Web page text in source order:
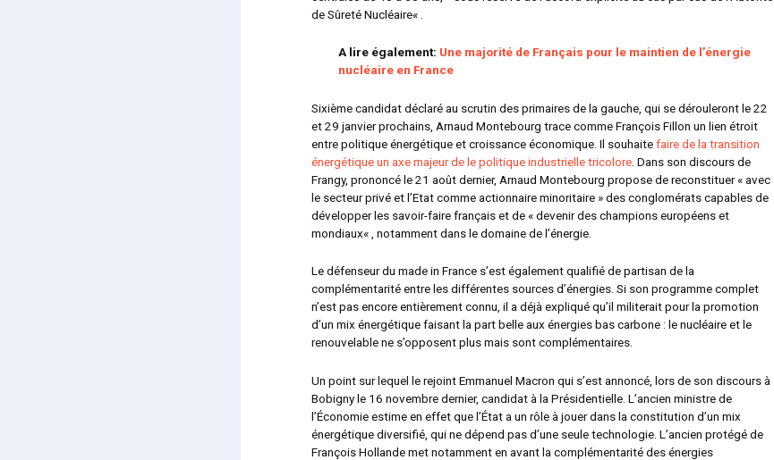
de Sûreté Nucléaire« .
A lire également: Une majorité de Français pour le maintien de l’énergie
nucléaire en France
Sixième candidat déclaré au scrutin des primaires de la gauche, qui se dérouleront le 22
et 29 janvier prochains, Arnaud Montebourg trace comme François Fillon un lien étroit
entre politique énergétique et croissance économique. Il souhaitefaire de la transition
énergétique un axe majeur de le politique industrielle tricolore . Dans son discours de
Frangy, prononcé le 21 août dernier, Arnaud Montebourg propose de reconstituer «avec
le secteur privé et l’Etat comme actionnaire minoritaire » des conglomérats capables de
développer les savoir-faire français et de «devenir des champions européens et
mondiaux« , notamment dans le domaine de l’énergie.
Le défenseur du made in France s’est également qualifié de partisan de la
complémentarité entre les différentes sources d’énergies. Si son programme complet
n’est pas encore entièrement connu, il a déjà expliqué qu’il militerait pour la promotion
d’un mix énergétique faisant la part belle aux énergies bas carbone : le nucléaire et le
renouvelable ne s’opposent plus mais sont complémentaires.
Un point sur lequel le rejoint Emmanuel Macron qui s’est annoncé, lors de son discours à
Bobigny le 16 novembre dernier, candidat à la Présidentielle. L’ancien ministre de
l’Économie estime en effet que l’État a un rôle à jouer dans la constitution d’un mix
énergétique diversifié, qui ne dépend pas d’une seule technologie. L’ancien protégé de
François Hollande met notamment en avant la complémentarité des énergies